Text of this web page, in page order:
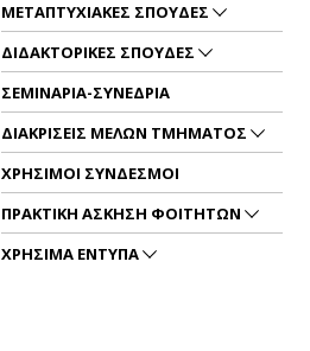
ΜΕΤΑΠΤΥΧΙΑΚΕΣ ΣΠΟΥΔΕΣ
ΔΙΔΑΚΤΟΡΙΚΕΣ ΣΠΟΥΔΕΣ
ΣΕΜΙΝΑΡΙΑ-ΣΥΝΕΔΡΙΑ
ΔΙΑΚΡΙΣΕΙΣ ΜΕΛΩΝ ΤΜΗΜΑΤΟΣ
ΧΡΗΣΙΜΟΙ ΣΥΝΔΕΣΜΟΙ
ΠΡΑΚΤΙΚΗ ΑΣΚΗΣΗ ΦΟΙΤΗΤΩΝ
ΧΡΗΣΙΜΑ ΕΝΤΥΠΑ